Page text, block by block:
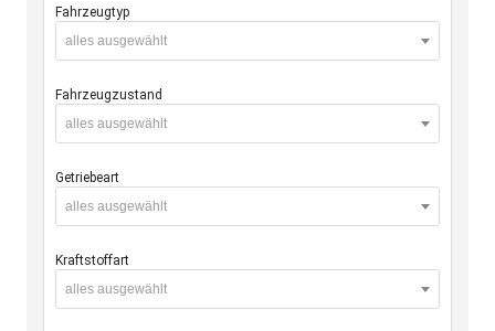
Fahrzeugtyp
alles ausgewählt
Fahrzeugzustand
alles ausgewählt
Getriebeart
alles ausgewählt
Kraftstoffart
alles ausgewählt